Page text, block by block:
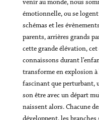
venir au monde, nous
émotionnelle, ou se
schémas et les
parents, arrières grands
cette grande élévation,
connaissons durant
transforme en explosion à
fascinant que perturbant,
son être avec un départ
naissent alors. Chacune